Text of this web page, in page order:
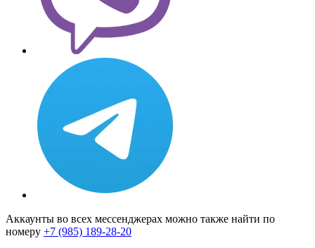
Аккаунты во всех мессенджерах можно также найти по
номеру +7 (985) 189-28-20